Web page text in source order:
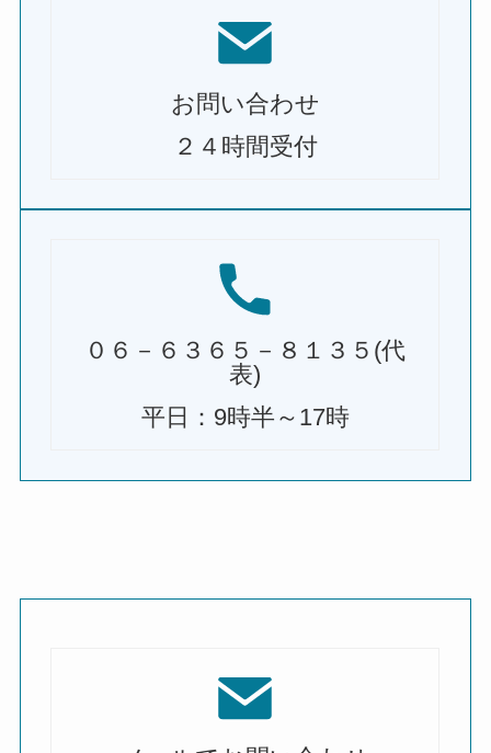
お問い合わせ
２４時間受付
０６－６３６５－８１３５(代
表)
平日：9時半～17時